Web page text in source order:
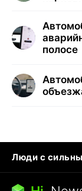
полосе
Люди с
Кошка писает
Ядовитые